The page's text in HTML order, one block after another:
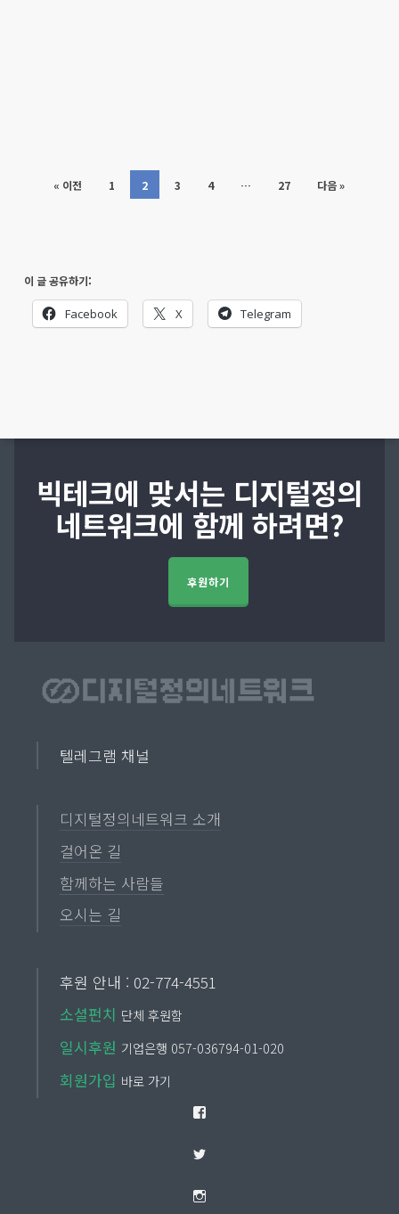
« 이전 1 2 3 4 … 27 다음 »
이 글 공유하기:
Facebook X Telegram
빅테크에 맞서는 디지털정의
네트워크에 함께 하려면?
후원하기
텔레그램 채널
디지털정의네트워크 소개
걸어온 길
함께하는 사람들
오시는 길
후원 안내 : 02-774-4551
소셜펀치 단체 후원함
일시후원 기업은행 057-036794-01-020
회원가입 바로 가기
Facebook
Twitter
Instagram